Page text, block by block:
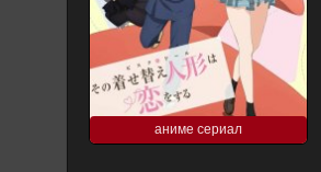
аниме сериал